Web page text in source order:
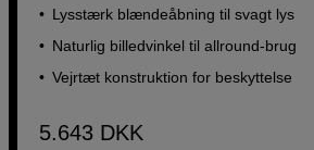
Lysstærk blændeåbning til svagt lys
Naturlig billedvinkel til allround-brug
Vejrtæt konstruktion for beskyttelse
5.643 DKK